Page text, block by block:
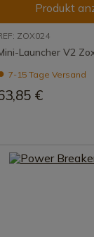
Produkt
ZOX024
Launcher V2
7-15 Tage Versand
€